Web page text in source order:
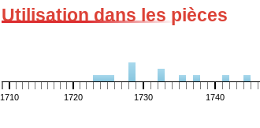
Utilisation dans les pièces
1710 1720 1730 1740